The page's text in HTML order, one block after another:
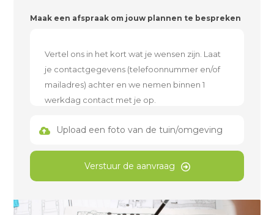
Maak een afspraak om jouw plannen te bespreken
Upload een foto van de tuin/omgeving
Verstuur de aanvraag